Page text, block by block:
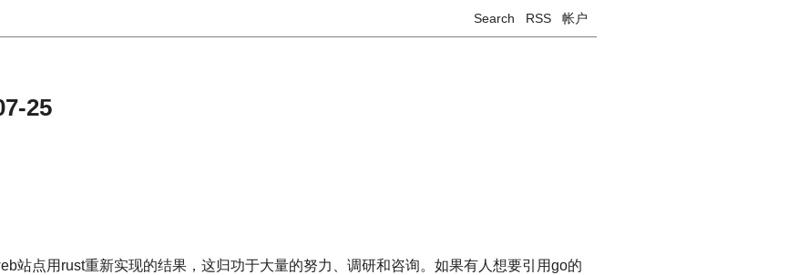
Search RSS 帐户
25
站点用rust重新实现的结果，这归功于大量的努力、调研和咨询。如果有人想要引用go的